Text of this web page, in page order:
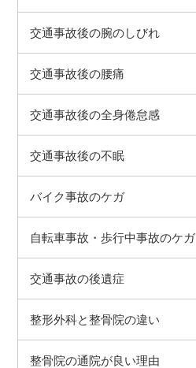
交通事故後の腕のしびれ
交通事故後の腰痛
交通事故後の全身倦怠感
交通事故後の不眠
バイク事故のケガ
自転車事故・歩行中事故のケガ
交通事故の後遺症
整形外科と整骨院の違い
整骨院の通院が良い理由